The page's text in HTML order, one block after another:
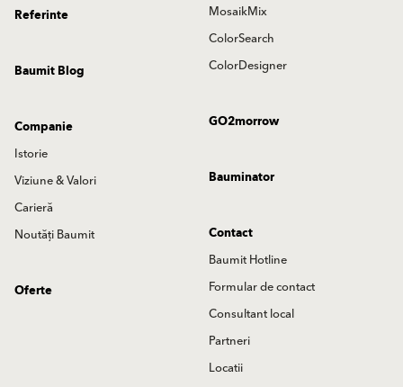
MosaikMix
ColorSearch
ColorDesigner
Referinte
Baumit Blog
GO2morrow
Companie
Istorie
Viziune & Valori
Carieră
Noutăți Baumit
Bauminator
Contact
Baumit Hotline
Formular de contact
Consultant local
Partneri
Locatii
Oferte